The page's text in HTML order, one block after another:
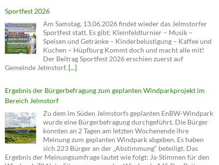
Sportfest 2026
Am Samstag, 13.06.2026 findet wieder das Jelmstorfer
Sportfest statt. Es gibt: Kleinfeldturnier – Musik –
Speisen und Getränke – Kinderbelustigung – Kaffee und
Kuchen – Hüpfburg Kommt doch und macht alle mit!
Der Beitrag Sportfest 2026 erschien zuerst auf
Gemeinde Jelmstorf. [...]
Ergebnis der Bürgerbefragung zum geplanten Windparkprojekt im
Bereich Jelmstorf
Zu dem im Süden Jelmstorfs geplanten EnBW-Windpark
wurde eine Bürgerbefragung durchgeführt. Die Bürger
konnten an 2 Tagen am letzten Wochenende ihre
Meinung zum geplanten Windpark abgeben. Es haben
sich 223 Bürger an der „Abstimmung“ beteiligt. Das
Ergebnis der Meinungsumfrage lautet wie folgt: Ja-Stimmen für den